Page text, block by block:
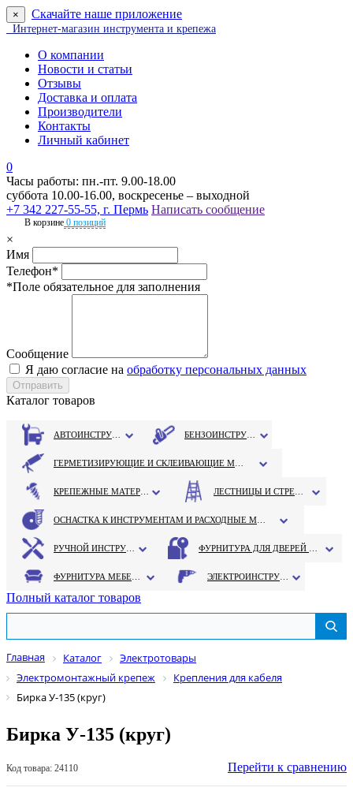
× Скачайте наше приложение
Интернет-магазин инструмента и крепежа
О компании
Новости и статьи
Отзывы
Доставка и оплата
Производители
Контакты
Личный кабинет
0
Часы работы: пн.-пт. 9.00-18.00
суббота 10.00-16.00, воскресенье – выходной
+7 342 227-55-55, г. Пермь Написать сообщение
В корзине 0 позиций
×
Имя
Телефон*
*Поле обязательное для заполнения
Сообщение
Я даю согласие на обработку персональных данных
Каталог товаров
Полный каталог товаров
Главная Каталог
Электротовары
Электромонтажный крепеж
Крепления для кабеля
Бирка У-135 (круг)
Бирка У-135 (круг)
Код товара: 24110 Перейти к сравнению